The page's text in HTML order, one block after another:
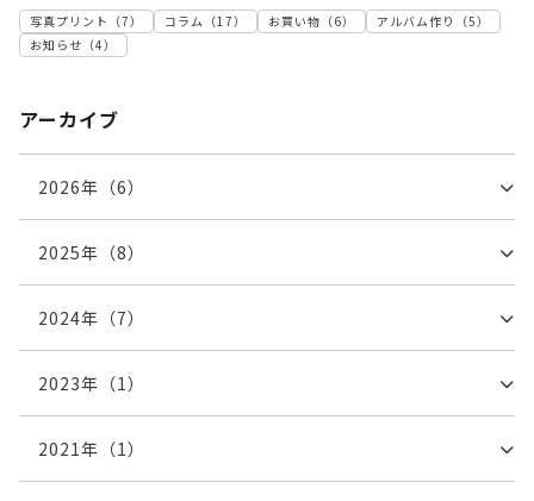
写真プリント （7） コラム （17） お買い物 （6） アルバム作り （5）
お知らせ （4）
アーカイブ
2026年（6）
2025年（8）
2024年（7）
2023年（1）
2021年（1）